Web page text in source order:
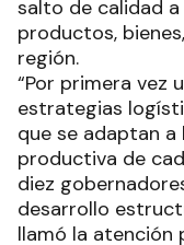
salto de calidad
productos,
región.
“Por primera vez
estrategias
que se adaptan
productiva de
diez
desarrollo
llamó la atención